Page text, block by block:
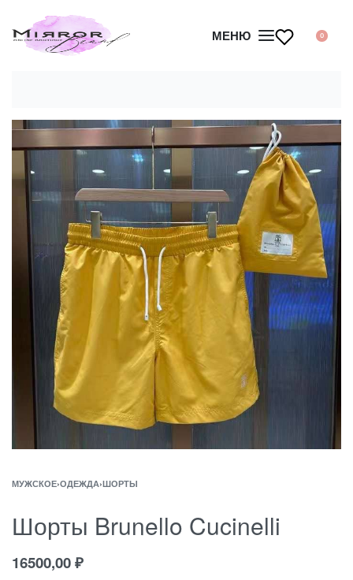
МЕНЮ 0
МУЖСКОЕ›ОДЕЖДА›ШОРТЫ
Шорты Brunello Cucinelli
16500,00₽